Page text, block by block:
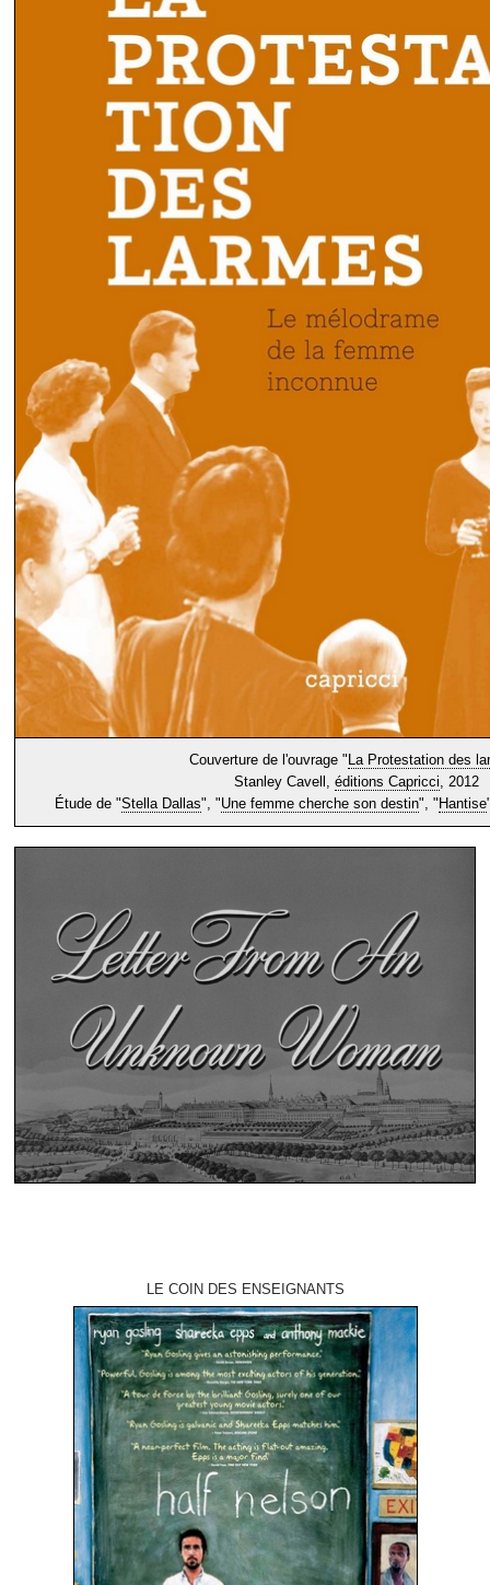
Couverture de l'ouvrage "La Protestation des
Stanley Cavell, éditions Capricci , 2012
Étude de "Stella Dallas", "Une femme cherche son destin", "Hantise
LE COIN DES ENSEIGNANTS